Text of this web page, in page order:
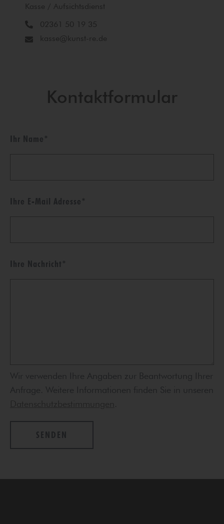
Kasse / Aufsichtsdienst
02361 50 19 35
kasse@kunst-re.de
Kontaktformular
Ihr Name *
Ihre E-Mail Adresse *
Ihre Nachricht *
Wir verwenden Ihre Angaben zur Beantwortung Ihrer
Anfrage. Weitere Informationen finden Sie in unseren
SENDEN